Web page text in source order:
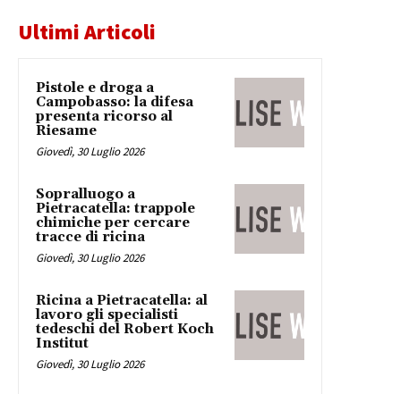
Ultimi Articoli
Pistole e droga a
Campobasso: la difesa
presenta ricorso al
Riesame
Giovedì, 30 Luglio 2026
Sopralluogo a
Pietracatella: trappole
chimiche per cercare
tracce di ricina
Giovedì, 30 Luglio 2026
Ricina a Pietracatella: al
lavoro gli specialisti
tedeschi del Robert Koch
Institut
Giovedì, 30 Luglio 2026